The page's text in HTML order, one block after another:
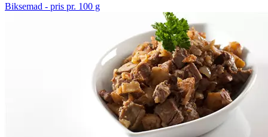
Biksemad - pris pr. 100 g